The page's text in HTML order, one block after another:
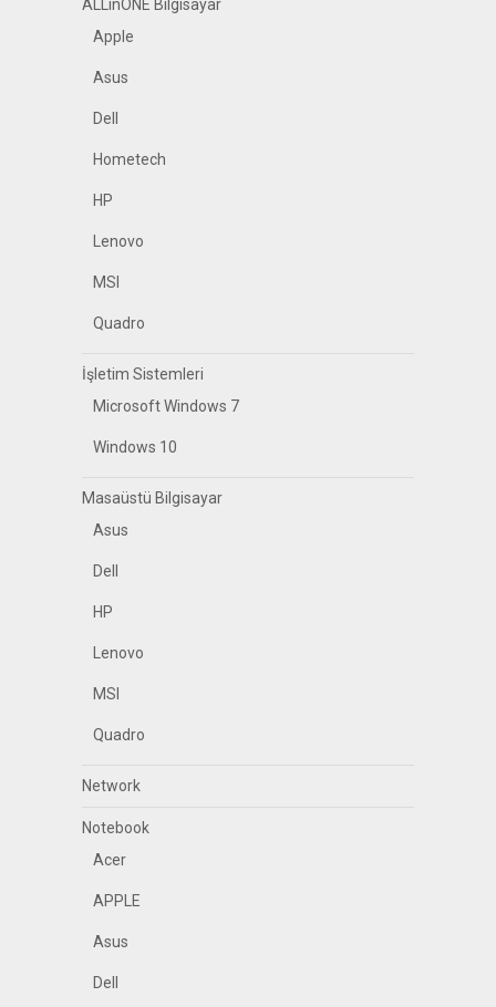
ALLinONE Bilgisayar
Apple
Asus
Dell
Hometech
HP
Lenovo
MSI
Quadro
İşletim Sistemleri
Microsoft Windows 7
Windows 10
Masaüstü Bilgisayar
Asus
Dell
HP
Lenovo
MSI
Quadro
Network
Notebook
Acer
APPLE
Asus
Dell